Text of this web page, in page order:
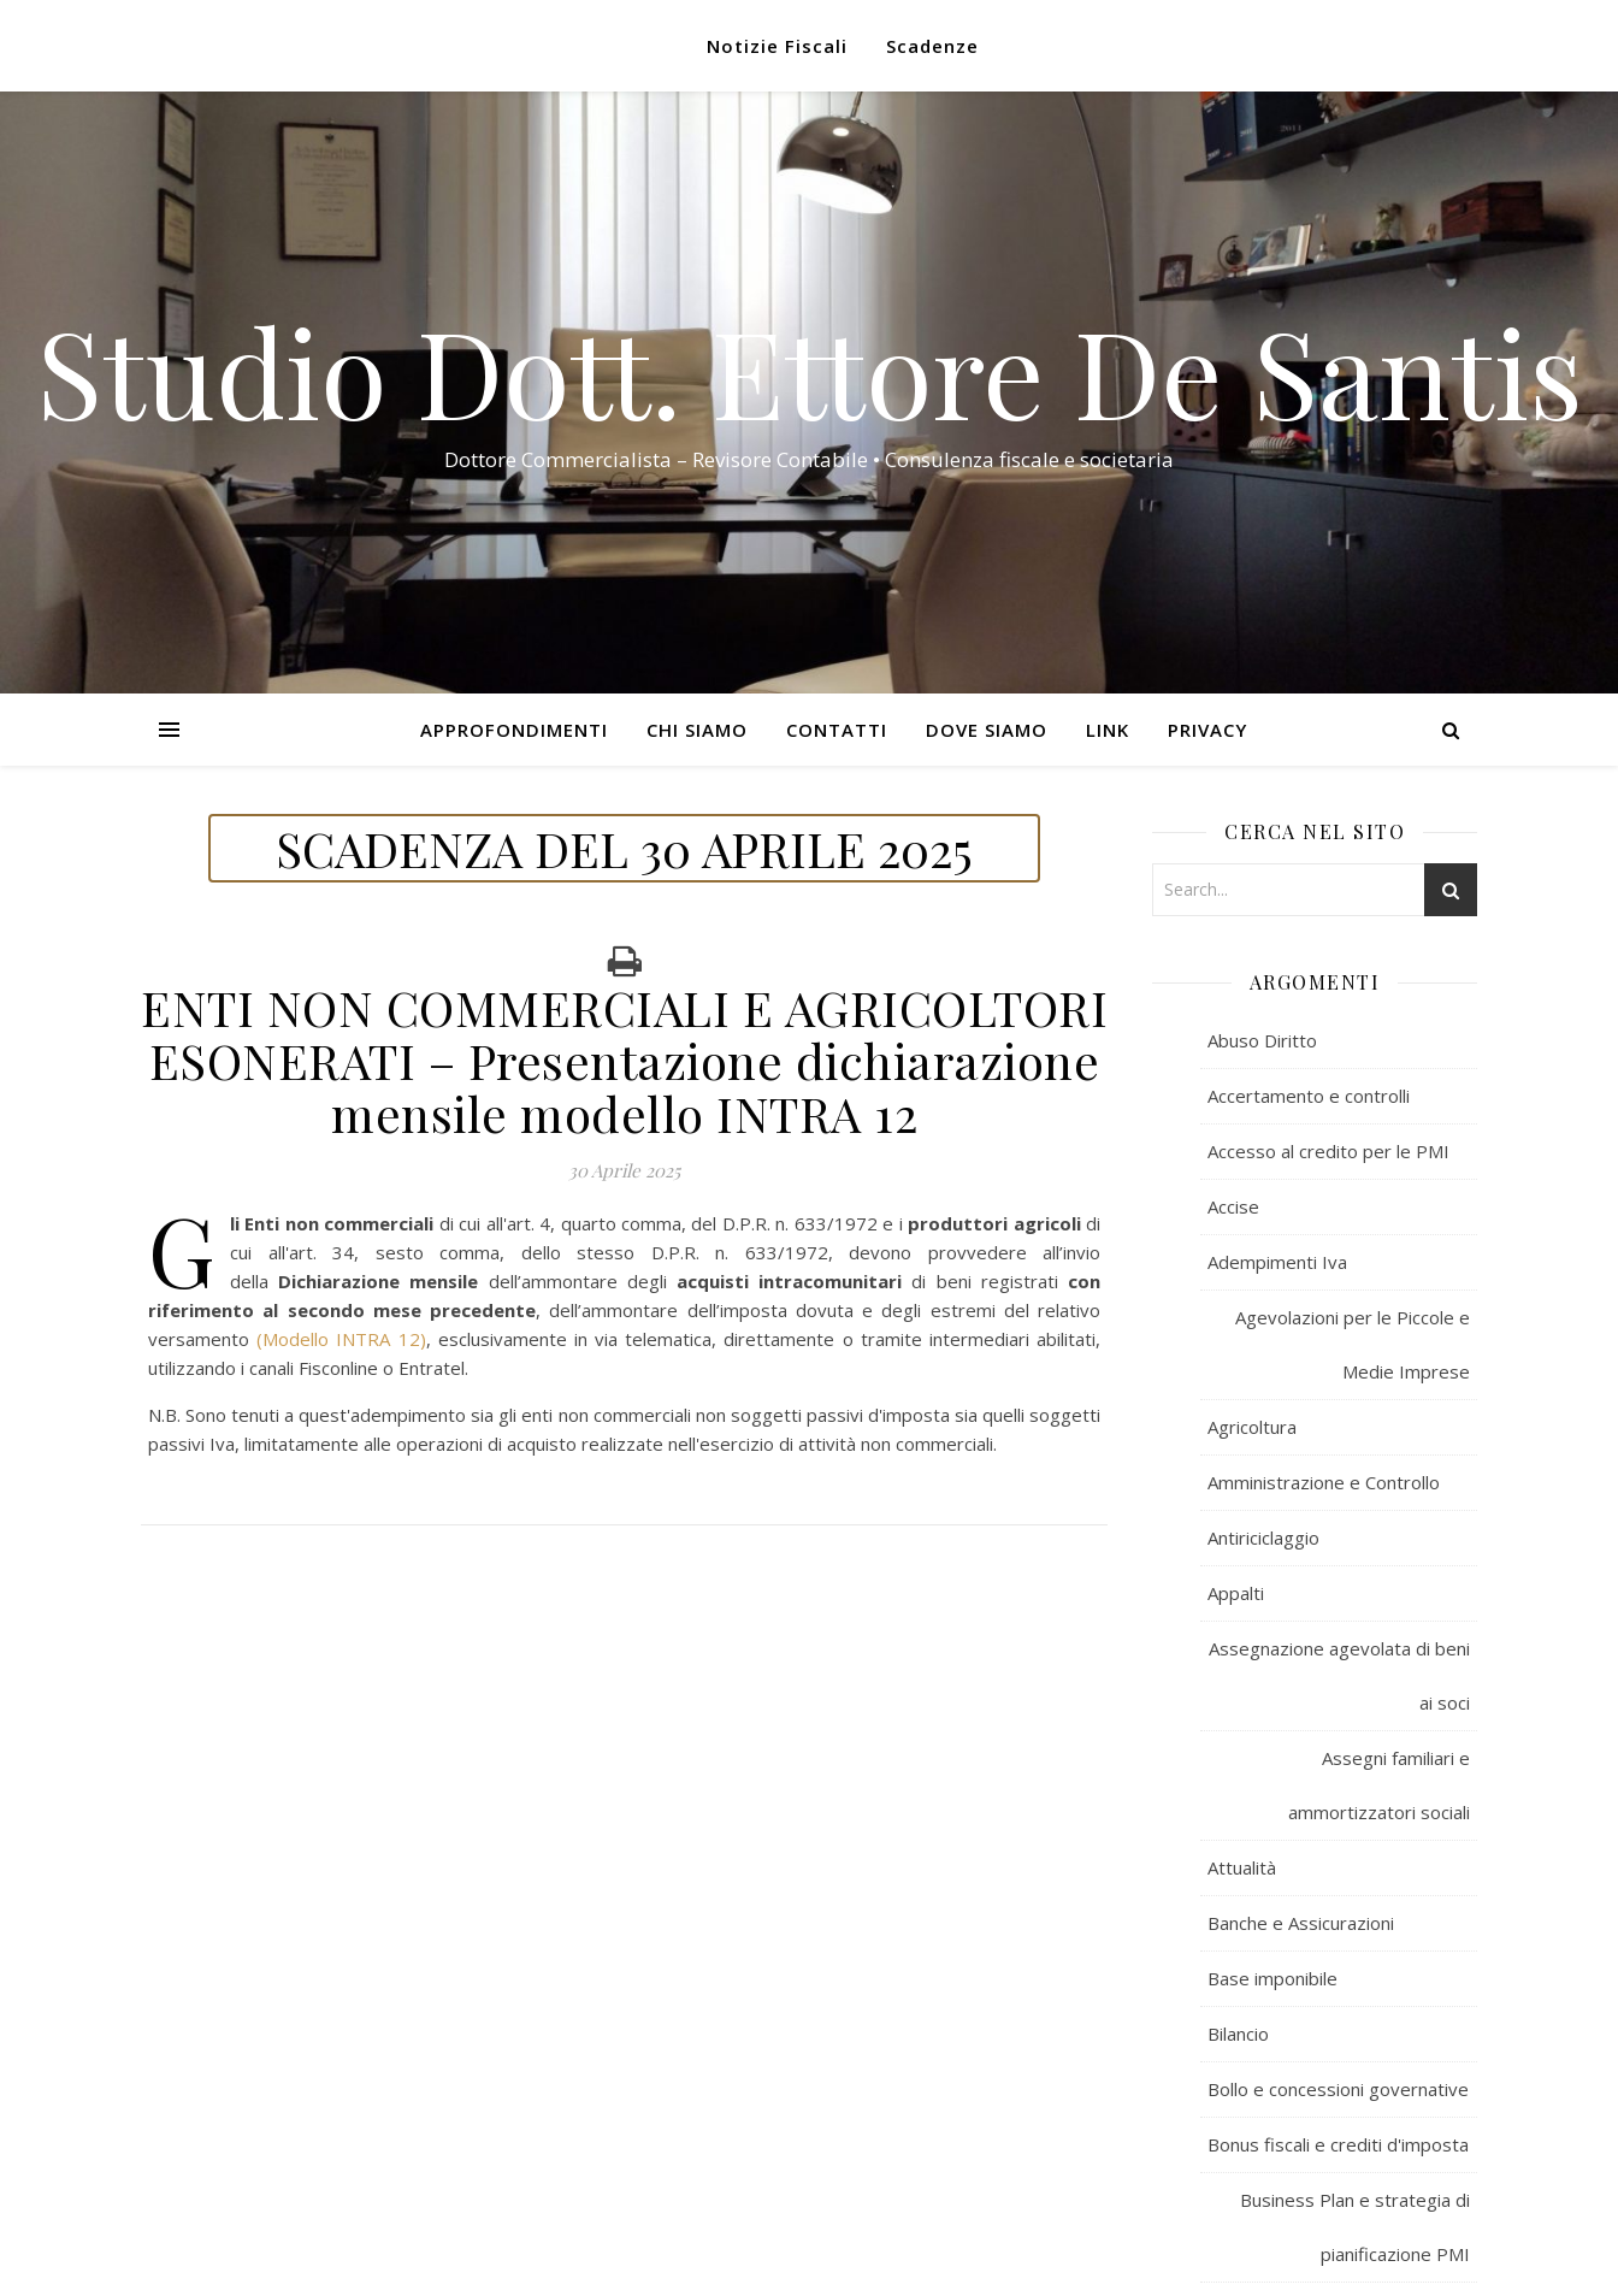
Notizie Fiscali Scadenze
Studio Dott. Ettore De Santis
Dottore Commercialista – Revisore Contabile • Consulenza fiscale e societaria
APPROFONDIMENTI CHI SIAMO CONTATTI DOVE SIAMO LINK PRIVACY
SCADENZA DEL 30 APRILE 2025
ENTI NON COMMERCIALI E AGRICOLTORI
ESONERATI – Presentazione dichiarazione
mensile modello INTRA 12
30 Aprile 2025
G li Enti non commerciali di cui all'art. 4, quarto comma, del D.P.R. n. 633/1972 e i produttori agricolidi
cui all'art. 34, sesto comma, dello stesso D.P.R. n. 633/1972, devono provvedere all’invio
della Dichiarazione mensile dell’ammontare degli acquisti intracomunitari di beni registrati con
riferimento al secondo mese precedente, dell’ammontare dell’imposta dovuta e degli estremi del relativo
versamento(Modello INTRA 12), esclusivamente in via telematica, direttamente o tramite intermediari abilitati,
utilizzando i canali Fisconline o Entratel.
N.B. Sono tenuti a quest'adempimento sia gli enti non commerciali non soggetti passivi d'imposta sia quelli soggetti
passivi Iva, limitatamente alle operazioni di acquisto realizzate nell'esercizio di attività non commerciali.
CERCA NEL SITO
ARGOMENTI
Abuso Diritto
Accertamento e controlli
Accesso al credito per le PMI
Accise
Adempimenti Iva
Agevolazioni per le Piccole e
Medie Imprese
Agricoltura
Amministrazione e Controllo
Antiriciclaggio
Appalti
Assegnazione agevolata di beni
ai soci
Assegni familiari e
ammortizzatori sociali
Attualità
Banche e Assicurazioni
Base imponibile
Bilancio
Bollo e concessioni governative
Bonus fiscali e crediti d'imposta
Business Plan e strategia di
pianificazione PMI